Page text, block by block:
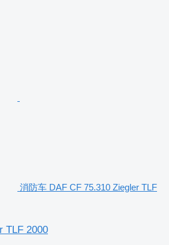
消防车 DAF CF 75.310 Ziegler TLF
TLF 2000